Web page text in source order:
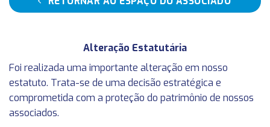
Alteração Estatutária
Foi realizada uma importante alteração em nosso
estatuto. Trata-se de uma decisão estratégica e
comprometida com a proteção do patrimônio de nossos
associados.